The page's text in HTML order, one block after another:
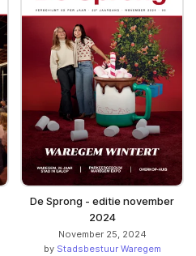
De Sprong - editie november
2024
November 25, 2024
by Stadsbestuur Waregem